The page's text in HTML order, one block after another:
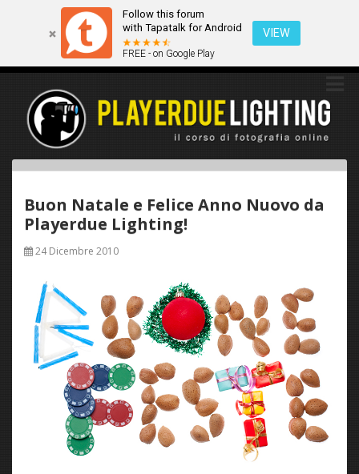
Follow this forum
with Tapatalk for Android
FREE - on Google Play
VIEW
Buon Natale e Felice Anno Nuovo da
Playerdue Lighting!
24 Dicembre 2010
Questo sito utilizza i cookies. Continuando a navigare tra queste
pagine acconsenti implicitamente all'uso dei cookies.
Ok Scopri di più